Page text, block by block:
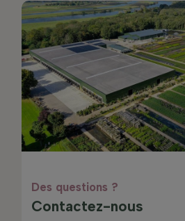
Des questions ?
Contactez-nous